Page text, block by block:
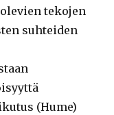
tekojen
suhteiden
(Hume)